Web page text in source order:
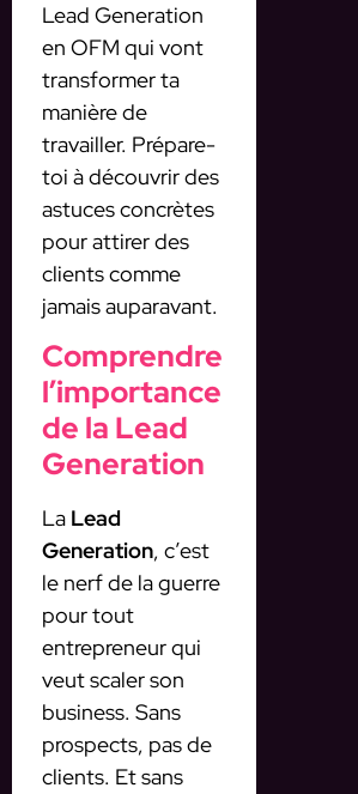
Lead Generation
en OFM qui vont
transformer ta
manière de
travailler. Prépare-
toi à découvrir des
astuces concrètes
pour attirer des
clients comme
jamais auparavant.
Comprendre
l’importance
de la Lead
Generation
La Lead
Generation, c’est
le nerf de la guerre
pour tout
entrepreneur qui
veut scaler son
business. Sans
prospects, pas de
clients. Et sans